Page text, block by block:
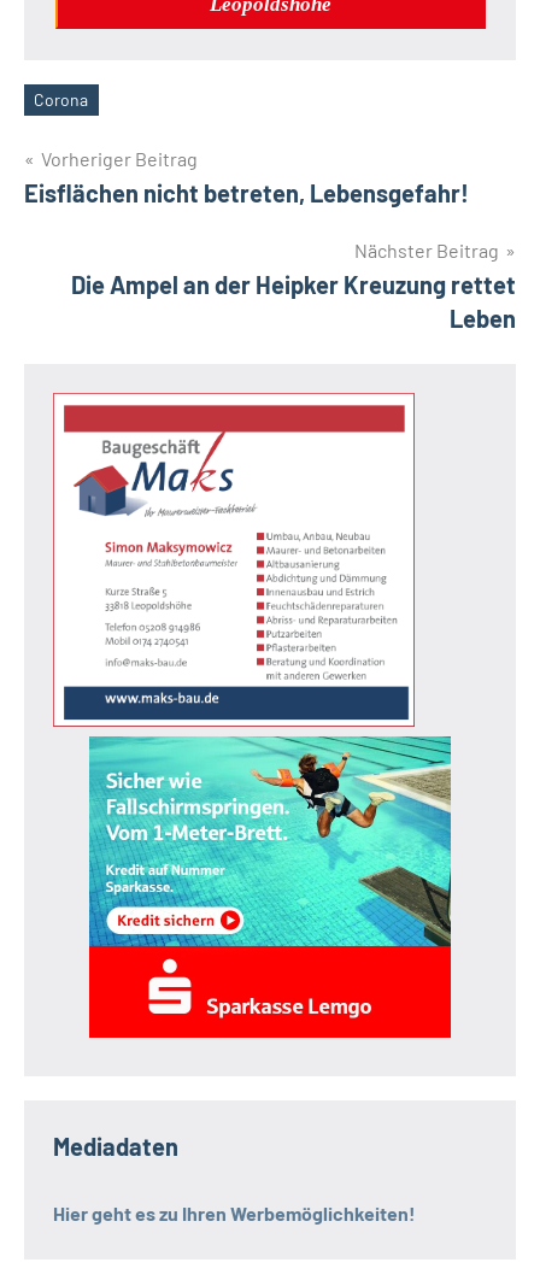
Schlagwörter
Corona
Beitragsnavigation
Vorheriger Beitrag
Eisflächen nicht betreten, Lebensgefahr!
Nächster Beitrag
Die Ampel an der Heipker Kreuzung rettet
Leben
Mediadaten
Hier geht es zu Ihren Werbemöglichkeiten!